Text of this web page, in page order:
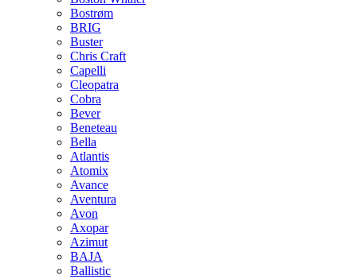
Bostrøm
BRIG
Buster
Chris Craft
Capelli
Cleopatra
Cobra
Bever
Beneteau
Bella
Atlantis
Atomix
Avance
Aventura
Avon
Axopar
Azimut
BAJA
Ballistic